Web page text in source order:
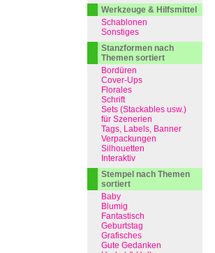
Werkzeuge & Hilfsmittel
Schablonen
Sonstiges
Stanzformen nach
Themen sortiert
Bordüren
Cover-Ups
Florales
Schrift
Sets (Stackables usw.)
für Szenerien
Tags, Labels, Banner
Verpackungen
Silhouetten
Interaktiv
Stempel nach Themen
sortiert
Baby
Blumig
Fantastisch
Geburtstag
Grafisches
Gute Gedanken